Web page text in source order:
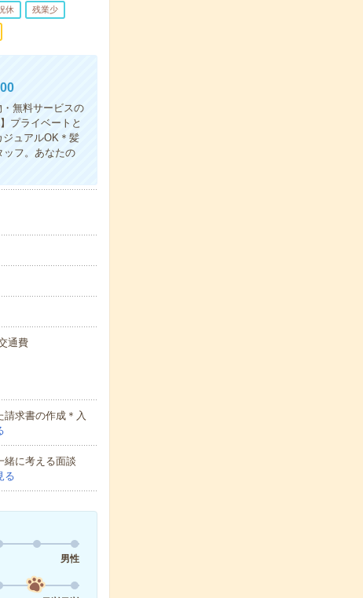
休 残業少
無料サービスの
プライベートと
ュアルOK＊髪
ッフ。あなたの
通費
請求書の作成＊入
緒に考える面談
る
男性